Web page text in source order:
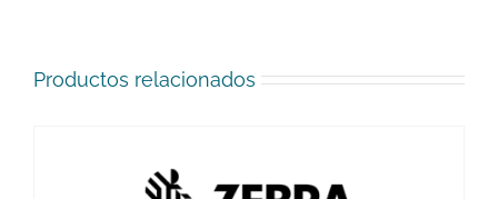
Productos relacionados